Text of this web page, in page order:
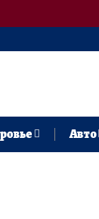
Авто